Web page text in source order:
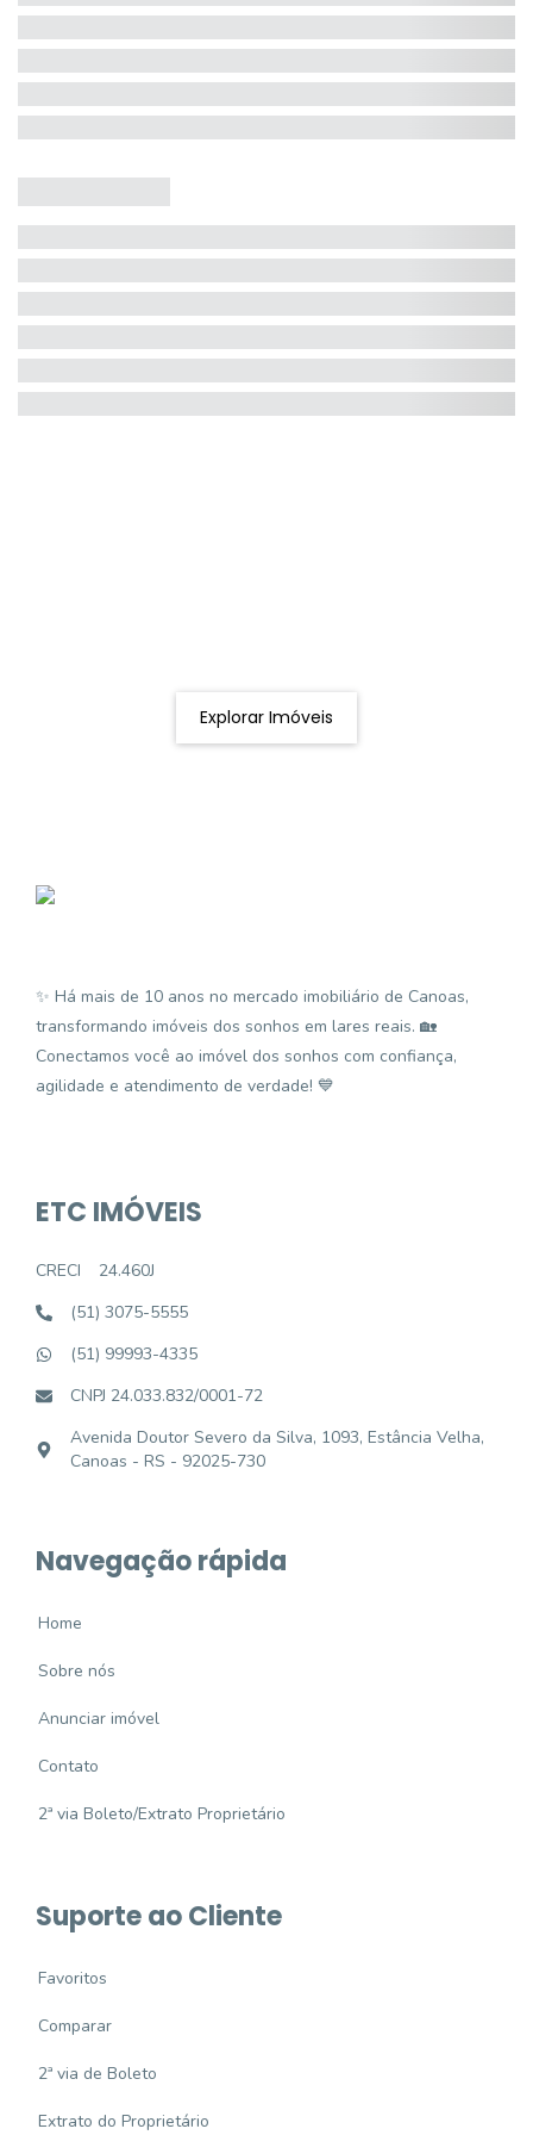
Explorar Imóveis
✨ Há mais de 10 anos no mercado imobiliário de Canoas,
transformando imóveis dos sonhos em lares reais. 🏡
Conectamos você ao imóvel dos sonhos com confiança,
agilidade e atendimento de verdade! 💙
ETC IMÓVEIS
CRECI
24.460J
(51) 3075-5555
(51) 99993-4335
CNPJ 24.033.832/0001-72
Avenida Doutor Severo da Silva, 1093, Estância Velha,
Canoas - RS - 92025-730
Navegação rápida
Home
Sobre nós
Anunciar imóvel
Contato
2ª via Boleto/Extrato Proprietário
Suporte ao Cliente
Favoritos
Comparar
2ª via de Boleto
Extrato do Proprietário